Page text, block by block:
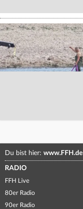
Du bist hier: www.FFH.de
RADIO
FFH Live
80er Radio
90er Radio